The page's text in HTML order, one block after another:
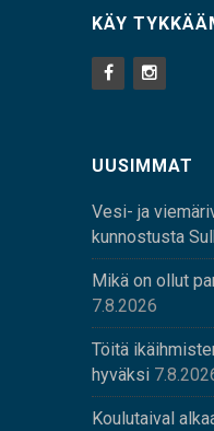
KÄY
UUSIMMAT
Vesi- ja
kunnostusta
Mikä on ollut
7.8.2026
Töitä
hyväksi
Koulutaival